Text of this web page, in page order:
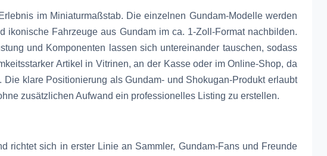
im Miniaturmaßstab. Die einzelnen Gundam-Modelle werden
Fahrzeuge aus Gundam im ca. 1-Zoll-Format nachbilden.
und Komponenten lassen sich untereinander tauschen, sodass
Artikel in Vitrinen, an der Kasse oder im Online-Shop, da
klare Positionierung als Gundam- und Shokugan-Produkt erlaubt
zusätzlichen Aufwand ein professionelles Listing zu erstellen.
richtet sich in erster Linie an Sammler, Gundam-Fans und Freunde